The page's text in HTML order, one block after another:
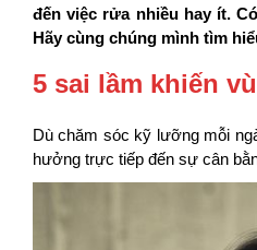
đến việc rửa nhiều hay ít.
Hãy cùng chúng mình tìm
5 sai lầm khiến
Dù chăm sóc kỹ lưỡng mỗi
hưởng trực tiếp đến sự cân